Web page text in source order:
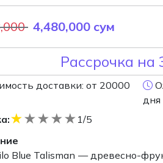
4,480,000 сум
Рассрочка
доставки: от 20000
дня
★
★
★
★
★
1/5
Blue Talisman — древесно-